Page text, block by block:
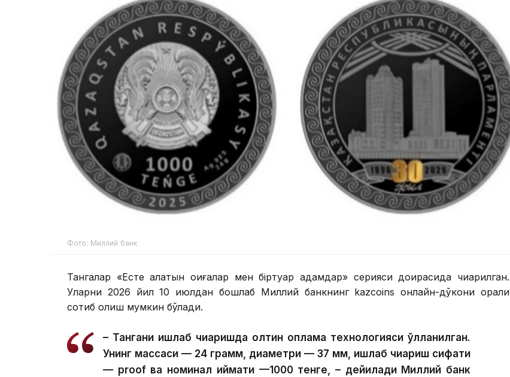
Фото: Миллий банк
Тангалар «Есте қалатын оқиғалар мен біртуар адамдар» серияси доирасида чиқарилган.
Уларни 2026 йил 10 июлдан бошлаб Миллий банкнинг kazcoins онлайн-дўкони орқали
сотиб олиш мумкин бўлади.
– Тангани ишлаб чиқаришда олтин қоплама технологияси қўлланилган.
Унинг массаси — 24 грамм, диаметри — 37 мм, ишлаб чиқариш сифати
— proof ва номинал қиймати —1000 тенге, – дейилади Миллий банк